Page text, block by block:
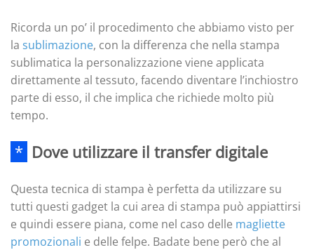
Ricorda un po’ il procedimento che abbiamo visto per
la sublimazione, con la differenza che nella stampa
sublimatica la personalizzazione viene applicata
direttamente al tessuto, facendo diventare l’inchiostro
parte di esso, il che implica che richiede molto più
tempo.
* Dove utilizzare il transfer digitale
Questa tecnica di stampa è perfetta da utilizzare su
tutti questi gadget la cui area di stampa può appiattirsi
e quindi essere piana, come nel caso delle magliette
promozionali e delle felpe. Badate bene però che al